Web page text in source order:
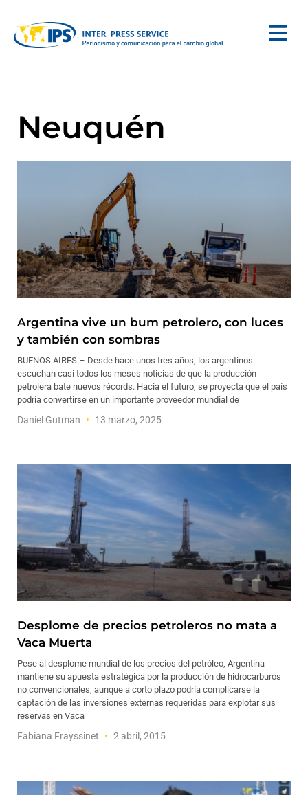
Neuquén
Argentina vive un bum petrolero, con luces
y también con sombras
BUENOS AIRES – Desde hace unos tres años, los argentinos
escuchan casi todos los meses noticias de que la producción
petrolera bate nuevos récords. Hacia el futuro, se proyecta que el país
podría convertirse en un importante proveedor mundial de
Daniel Gutman 13 marzo, 2025
Desplome de precios petroleros no mata a
Vaca Muerta
Pese al desplome mundial de los precios del petróleo, Argentina
mantiene su apuesta estratégica por la producción de hidrocarburos
no convencionales, aunque a corto plazo podría complicarse la
captación de las inversiones externas requeridas para explotar sus
reservas en Vaca
Fabiana Frayssinet 2 abril, 2015